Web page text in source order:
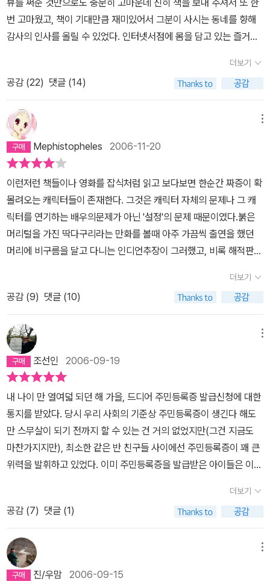
심, 정말 대단하다.어떤 비참한 상황에 처하더라도 '날 잡아잡숴 주!'
하는 듯한 저 야샤르의 멀뚱멀뚱한 얼굴 표정과 능청이라니!예를 들
하자'아이고, 아버지, 제가 죽었대요. 왜 진작 말해주지 않았어요? 저
대단한 공무원 아자씨가 그렇게 말하잖아요.' 하는 식.주인공 야샤르
뿐만이 아니다. 지나가는 행인 역할 정도의 등장인물 입에서 나오는
대사도 주옥같다.'이보게, 야샤르, 너무 신경쓰지 말게나. 신은 문 하
나를 닫으면 다른 문을 열어주신다네.''하지만 형님, 교도소 문 이외에
제게 열린 문은 하나도 없습니다.'감방에서 가장 나이 많은 죄수가 말
했다.'아니지. 정신병원 문도 열렸었잖아.'(253쪽)빌어먹을, 세상의
진창에서 오물덩이처럼 구르다 마지막으로 감옥에 가게 된 야샤르,
그곳에서 밤마다 자신이 겪은 일을 이야기로 풀어내는데 이야기 솜씨
가 어찌나 구수한지 바야흐로 인기절정이다.저 유명한 세헤라자드의
천일야화와 못 견줄 것도 없다.하나같이 꾀죄죄하고 엉뚱하고 폭소를
자아내는 야샤르 이야기 속 등장인물들.그 인물들은 이 요지경 세상
기를 듣는 철창 동지들의 면면 또한 얼마나 개성적이고 화려한지독자
들의 기대를 결코 저버리지 않는다.화장수를 감쪽같이 보드카로 만드
는 밀주제조기, 꽁초를 수집하여 담배를 말아 파는 사내, 깡통을 두들
겨 펴 화로를 만드는 이, 죄수들에게 헐값에산 빵을 씹어 그 반죽을 제
공하는 밀가루 반죽기, 그 반죽으로 여자 나체 등 못 만드는 게 없는
조각가까지.이러니 저러니 해도 내가 제일 재미있게 읽은 대목은 야
샤르가 감옥에 가기 전 자신의 여자를 구워삶는 장면.그녀의 로망인
로마파리에서 그림엽서를 쓰는 밀월여행을, 근사한 예물을, 피로연
을, 고급아파트를어떻게 포기시키는지 궁금한 분들은 야샤르에게서
한수 배우시길.(빌어먹을, 꼴에 남자라고!)
천일야화가 야샤르의 이야기보다 재미있을까? 그 작품이 이 작품보
다 더 우리 가슴에 남을 수 있을까? 감히 나는 천일야화보다 이 작품
이 더 좋다고 말하고 싶다. 서민의 가려운 곳을 긁어주는 작가의 통찰
력과 국가 권력이 무슨 대단한 집회나 시위, 이념과 사상을 가진 자들
만을 억압하는 것이 아니라 지금 이 순간 그들의 불친절이야말로 진
읽어봐야 이 작품의 참 맛을 알 수 있다. 야샤르를 만나 야샤르의 이야
기를 밤마다 듣지 않고서 어떻게 야샤르에 대해 그와 우리의 닮은 점
에 대해 공감하고 웃고 울 수 있겠는가. 무조건 읽기를. 관공서에 반
드시 비치되어야 하는 책! 공무원 필독 도서! 이렇게 말하고 싶다. 공
무원 시험에 수능시험 같은 문제 말고 이 책 읽고 독후감쓰기 같은 거
내면 좋지 않을까 싶다. 야샤르에게 잘 대하기만 하면 공무원으로는
합격일 테니까. 야샤르가 만족하면 우리도 만족할 수 있을 테니까 말
이다.
뷰를 써준 것만으로도 충분히 고마운데 친히 책을 보내 주셔서 또 한
번 고마웠고, 책이 기대만큼 재미있어서 그분이 사시는 동네를 향해
감사의 인사를 올릴 수 있었다. 인터넷서점에 몸을 담고 있는 즐거움
간에 비해 경직적이고 관료주의적인 속성을 갖는 건 어느 나라나 마
찬가지일 것이다. 터키의 공무원 사회를 풍자하고 있는 이 소설이 내
게 공감을 이끌어낼 수 있었던 이유도 살아오면서 공무원들에 대해
서운했던 적이 몇 번은 있었기 때문. 예를 들어보자. 난 출근할 때 기
차를 타고 다니는데 올 11월 1일부터 기차 요금이 10% 올랐다. 늘 그
럴 수야 없지만 요금인상 초기만이라도 서비스가 개선되기를 바라는
마음은 인지상정, 하지만 상황은 정반대였다. 그전에는 7시 49분 기
차를 타면 8시 39분에는 천안역에 도착했건만, 인상 후 8시 41분으
로 도착이 2분 늦어졌다. 게다가 11월 들어 처음 열차를 탔던 엊그제,
기차는 12분 늦게 들어와 비슷한 시각만큼 연착을 했다. 그들의 잘못
만은 아니겠지만, 이럴 때 내가 역무원을 곱지 않은 눈으로 보는 건 당
연하지 않는가. 이 책에 나온, 내가 재미있게 읽은 대목 몇 개를 소개
해 본다. 1) 일이 안풀려 자살하려고 철로에 누운 야샤르, 아무리 기다
려도 기차가 안오자 역무실에 가서 항의를 한다. “아니, 매번 기차가
소?” “손님, 시각표가 없으면 기차가 얼마나 늦는지 얼마나 알 수 있
겠습니까?” 2) 총무과를 찾는 야샤르에게 공무원의 대답 “두층 올라
간 후에 다시 한 층 내려가면 있어요.” 3) 청탁을 하러 관공서에 간 야
샤르에게 공무원이 모자를 벗으라고 말한다. 야샤르가 분실하면 어떡
하냐고 하니 관공서에서는 아무것도 없어지지 않는단다. 2분만에 퇴
짜를 맞은 야샤르, 하지만 옷걸이엔 모자가 없다. 항의하는 그에게 공
무원이 하는 말, “아니 우리가 할 일이 없어서 당신이 잃어버린 모자
나 찾아주는지 아쇼?” 이미 죽은 것으로 처리되어 주민증 발급이 안
되는 주인공 야사르를 비롯, 여성임에도 남자로 분류되어 징집영장이
할아버지 등 행정상의 실수로 고생하는 사람들이 출연, 읽는 내내 웃
음을 자아내는 이 책은 비슷한 경험을 한 사람은 물론이고 가을을 타
는 분, 일이 잘 안풀리는 분들께 적합한 책이라고 생각한다. 우울한 분
들이여, 야샤르를 찾으시라.
더보기
공감 (22) 댓글 (14)
Mephistopheles 2006-11-20
이런저런 책들이나 영화를 잡식처럼 읽고 보다보면 한순간 짜증이 확
몰려오는 캐릭터들이 존재한다. 그것은 캐릭터 자체의 문제나 그 캐
릭터를 연기하는 배우의문제가 아닌 '설정'의 문제 때문이였다.붉은
머리털을 가진 딱다구리라는 만화를 볼때 아주 가끔씩 출연을 했던
머리에 비구름을 달고 다니는 인디언추장이 그러했고, 비록 해적판이
래 태어난 가련한 인생'을 만화가 끝나는 그 순간까지도 계속 보여주
고 있었다. 아! 들장미 소녀 '캔디' 또한 만만치 않다.이런 캐릭터를 마
주칠 때마다 그 극한점의 장면에서 혼자서 이렇게 중얼거리곤 했었
다.'비웅신....받아버려...!!'분명 이런 설정은 뒤에 오는 그 한순간의 뒤
집기 결말을 더더욱 빛나게 하기 위해 불쌍하다 못해 짜증과 부아가
치밀어 오를 정도로 닥달을 하고 구석으로 몰아가는 이유때문이라 보
여진다.하지만, 여태까지 별명이 '머피'였을 이 캐릭터들을 능가하는
인물이 있었으니...주민등록증이 없다는 이유 하나 만으로 이 책의 주
인공이 겪은 고초들을 연대기순으로주욱 나열한 이야기라고 간단한
표현이 전부인 책일지는 모르겠지만, 문제는 '야샤르'라는 인물이 받
은 고충은 그에게 위해를 가하는 인물이나 단체..하다못해 국가까지
시종일관 '고진감래'의 모습을 보여주고 있다는 것이 이 책의 핵심이
라고 생각된다. 달면 삼키고 쓰면 뱉듯이, 야샤르는 경우에 따라 살았
다가, 죽었다가의 난해한 현실에 직면하게 되버리는 이런 어쩌구니
밀려오기 시작했다. 야샤르라는 영장류 최악의 멍청이 때문이라기 보
다는 그에게 고난을 하사하시는 위대하고 고명하신 '관'때문에....책의
마지막 부분 폭발한 야샤르가 이 책이 쓰여져 있을 당시의 터키상황
더보기
공감 (9) 댓글 (10)
조선인 2006-09-19
내 나이 만 열여덟 되던 해 가을, 드디어 주민등록증 발급신청에 대한
통지를 받았다. 당시 우리 사회의 기준상 주민등록증이 생긴다 해도
만 스무살이 되기 전까지 할 수 있는 건 거의 없었지만(그건 지금도
마찬가지지만), 최소한 같은 반 친구들 사이에선 주민등록증이 꽤 큰
위력을 발휘하고 있었다. 이미 주민등록증을 발급받은 아이들은 이마
니라고 부르라며 뻐겼고, 발급통지를 받은 애들은 조금이라도 어른스
러운 증명사진을 찍기 위해 부모님 몰래 드라이기와 화장품을 챙겨
사진관에 달려가곤 했다. 나 역시 설레임을 가지고 주민등록증 날라
오기만 기다렸는데 황당한 일이 생겼다. 동사무소에서 주민등록증 발
급 불가 통지가 날라온 것. 신청서상의 이름과 호적상의 이름이 다르
더보기
공감 (7) 댓글 (1)
진/우맘 2006-09-15